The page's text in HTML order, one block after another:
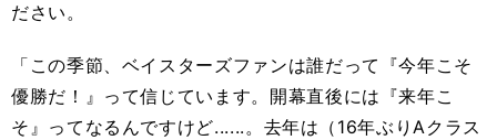
ださい。
「この季節、ベイスターズファンは誰だって『今年こそ
優勝だ！』って信じています。開幕直後には『来年こ
そ』ってなるんですけど......。去年は（16年ぶりAクラス